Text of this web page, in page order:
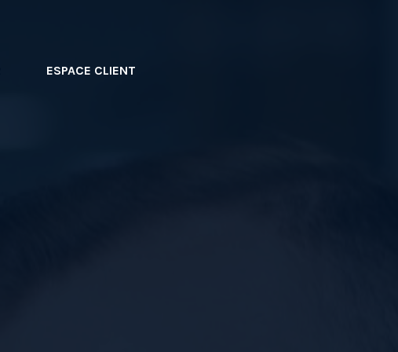
ESPACE CLIENT